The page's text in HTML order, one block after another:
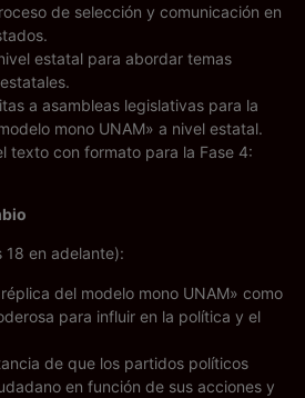
de selección y comunicación en
estatal para abordar temas
a asambleas legislativas para la
mono UNAM» a nivel estatal.
texto con formato para la Fase 4:
18 en adelante):
del modelo mono UNAM» como
para influir en la política y el
de que los partidos políticos
en función de sus acciones y